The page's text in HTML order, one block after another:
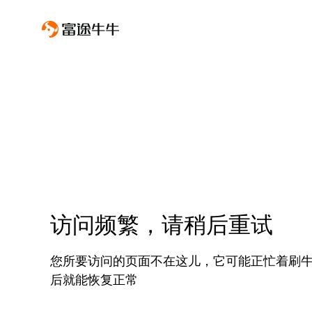
访问频繁，请稍后重试
您所要访问的页面不在这儿，它可能正忙着刷
后就能恢复正常